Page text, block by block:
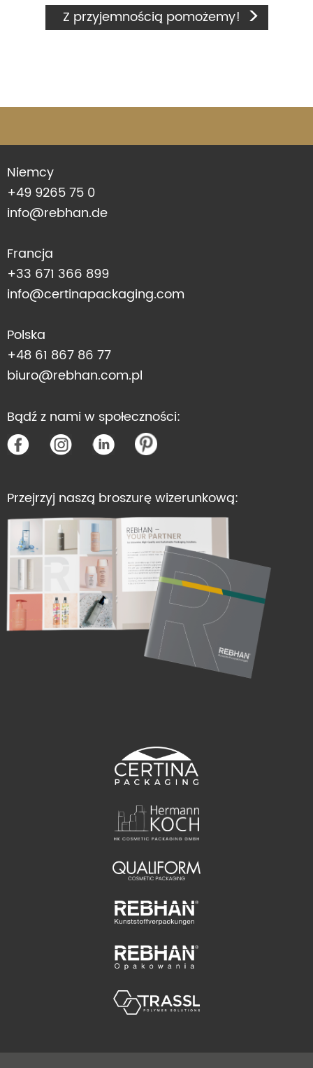
Z przyjemnością pomożemy!
Niemcy
+49 9265 75 0
info@rebhan.de
Francja
+33 671 366 899
info@certinapackaging.com
Polska
+48 61 867 86 77
biuro@rebhan.com.pl
Bądź z nami w społeczności:
Przejrzyj naszą broszurę wizerunkową: